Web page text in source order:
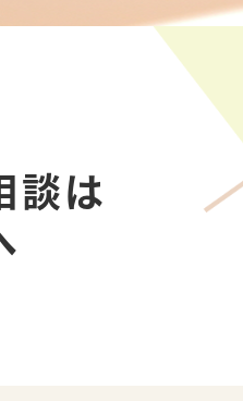
会社概要
プライバシーポリ
談は